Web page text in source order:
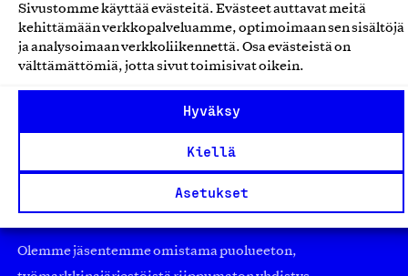
Sivustomme käyttää evästeitä. Evästeet auttavat meitä
kehittämään verkkopalveluamme, optimoimaan sen sisältöjä
ja analysoimaan verkkoliikennettä. Osa evästeistä on
välttämättömiä, jotta sivut toimisivat oikein.
Hyväksy
Kiellä
Asetukset
Double Effect Oy, Verkkokauppa
Verkkokauppapalvelut
Olemme jäsentemme omistama puolueeton,